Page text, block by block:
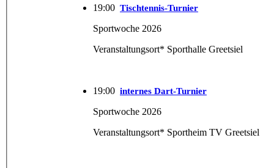
19:00 Tischtennis-Turnier
Sportwoche 2026
Veranstaltungsort* Sporthalle Greetsiel
19:00 internes Dart-Turnier
Sportwoche 2026
Veranstaltungsort* Sportheim TV Greetsiel